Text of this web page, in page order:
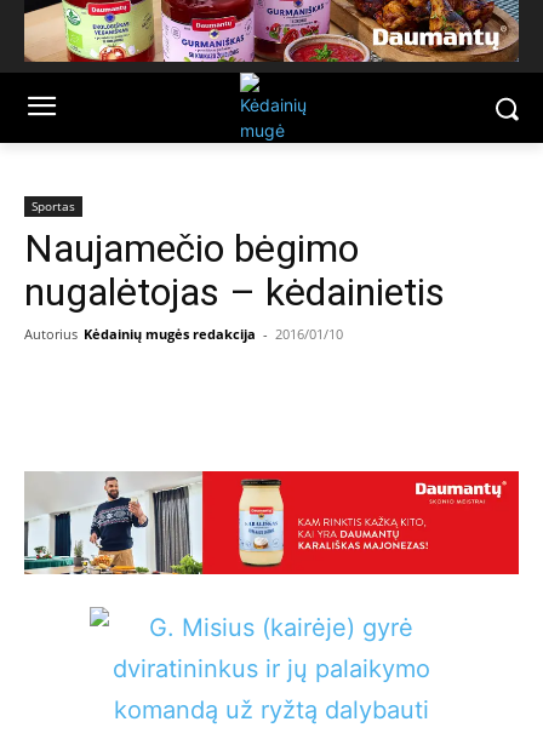
Sportas
Naujamečio bėgimo
nugalėtojas – kėdainietis
Autorius Kėdainių mugės redakcija - 2016/01/10